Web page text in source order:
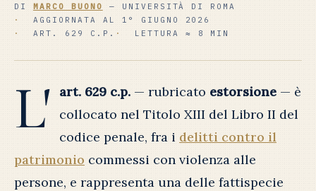
DI MARCO BUONO
— UNIVERSITÀ DI ROMA
AGGIORNATA AL 1° GIUGNO 2026
ART. 629 C.P.
LETTURA ≈ 8 MIN
L' art. 629 c.p. — rubricato estorsione — è
collocato nel Titolo XIII del Libro II del
codice penale, fra i delitti contro il
patrimonio commessi con violenza alle
persone, e rappresenta una delle fattispecie